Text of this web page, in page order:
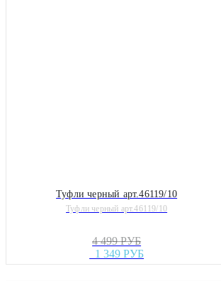
Туфли черный арт.46119/10
Туфли черный арт.46119/10
4 499 РУБ
1 349 РУБ